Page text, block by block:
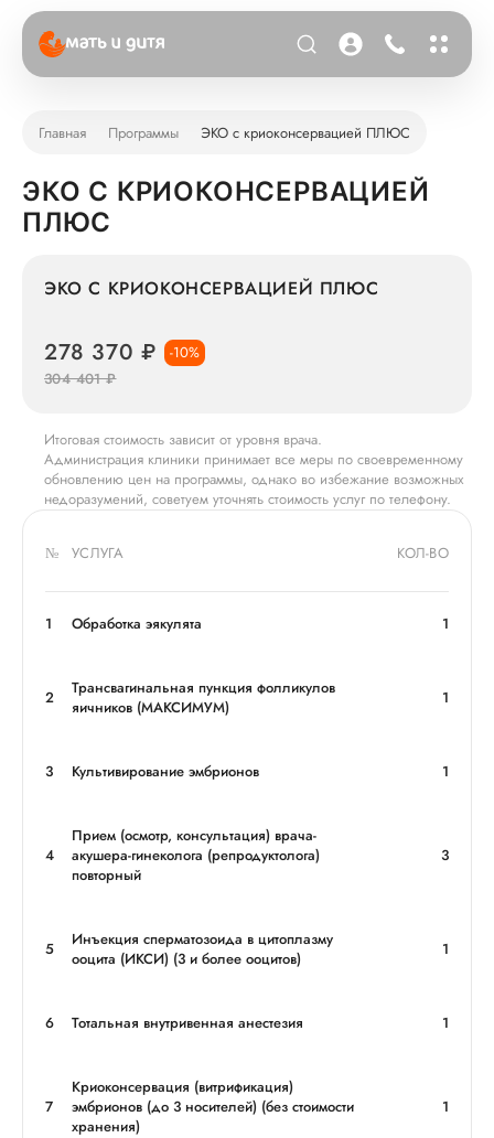
Главная Программы ЭКО с криоконсервацией ПЛЮС
ЭКО С КРИОКОНСЕРВАЦИЕЙ
ПЛЮС
№ УСЛУГА КОЛ-ВО
1 Обработка эякулята 1
2
Трансвагинальная пункция фолликулов
яичников (МАКСИМУМ)
1
3 Культивирование эмбрионов 1
4
Прием (осмотр, консультация) врача-
акушера-гинеколога (репродуктолога)
повторный
3
5
Инъекция сперматозоида в цитоплазму
ооцита (ИКСИ) (3 и более ооцитов)
1
6 Тотальная внутривенная анестезия 1
7
Криоконсервация (витрификация)
эмбрионов (до 3 носителей) (без стоимости
хранения)
1
ЭКО С КРИОКОНСЕРВАЦИЕЙ ПЛЮС
278 370 ₽
-10%
304 401 ₽
Итоговая стоимость зависит от уровня врача.
Администрация клиники принимает все меры по своевременному
обновлению цен на программы, однако во избежание возможных
недоразумений, советуем уточнять стоимость услуг по телефону.